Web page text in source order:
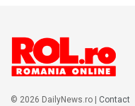
© 2026 DailyNews.ro | Contact